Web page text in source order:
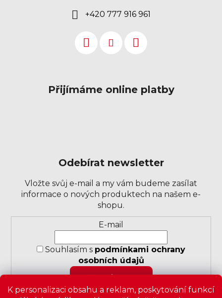
K personalizaci obsahu a reklam, poskytování funkcí
+420 777 916 961
Přijímáme online platby
Odebírat newsletter
Vložte svůj e-mail a my vám budeme zasílat
informace o nových produktech na našem e-
shopu.
odběru
E-mail
Souhlasím s podmínkami ochrany
osobních údajů